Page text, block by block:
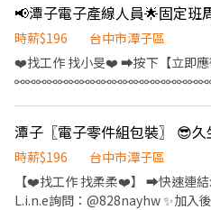
07:50~16:10 中班 15:50~00:10
薪資獎金 底薪💵 31,000 起 ＋年度
獎金 3,000 ＋季績效獎金 3,000 ＋
8,800 🎁 介紹朋友再拿 3,000！
日＋職缺截圖 了解更多職缺：
y8adb6ni.manus.space/
時薪$196
台中市潭子區
❤️‍找工作 找小旻❤️‍ ➡按下【立即
【工作時間】 📌日班:08:00～
鐘) 💰日班薪資:31,000元/月 (配合加
夜班:15:50～00:30(休息時間
+小夜班津貼30元/H 小夜班薪資:
時薪$196
台中市潭子區
【❤️找工作 找柔柔❤️】 ➡️快速連
L.i.n.e詢問：@828nayhw ✨加入